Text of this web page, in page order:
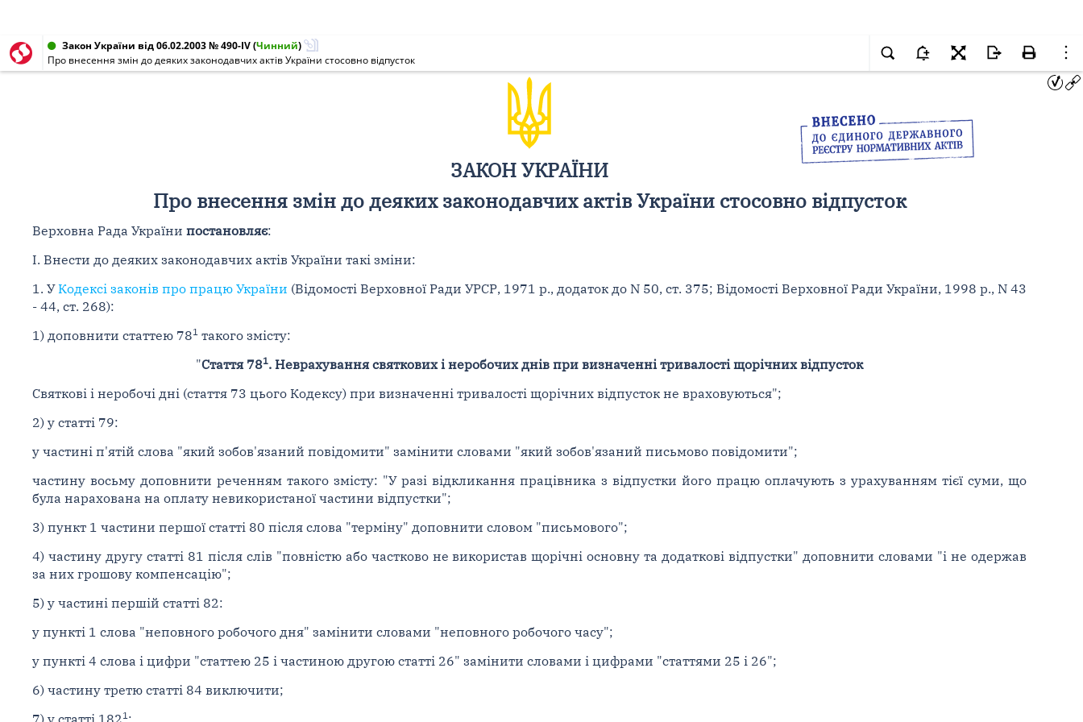
Закон України від 06.02.2003 № 490-IV(Чинний)
Про внесення змін до деяких законодавчих актів України стосовно відпусток